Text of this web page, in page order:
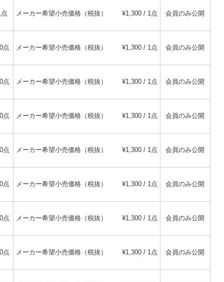
点 メーカー希望小売価格（税抜） ¥1,300 / 1点 会員のみ公開
点 メーカー希望小売価格（税抜） ¥1,300 / 1点 会員のみ公開
点 メーカー希望小売価格（税抜） ¥1,300 / 1点 会員のみ公開
点 メーカー希望小売価格（税抜） ¥1,300 / 1点 会員のみ公開
点 メーカー希望小売価格（税抜） ¥1,300 / 1点 会員のみ公開
点 メーカー希望小売価格（税抜） ¥1,300 / 1点 会員のみ公開
点 メーカー希望小売価格（税抜） ¥1,300 / 1点 会員のみ公開
点 メーカー希望小売価格（税抜） ¥1,300 / 1点 会員のみ公開